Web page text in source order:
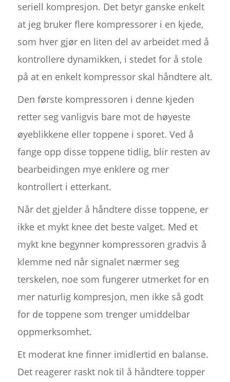
seriell kompresjon. Det betyr ganske enkelt
at jeg bruker flere kompressorer i en kjede,
som hver gjør en liten del av arbeidet med å
kontrollere dynamikken, i stedet for å stole
på at en enkelt kompressor skal håndtere alt.
Den første kompressoren i denne kjeden
retter seg vanligvis bare mot de høyeste
øyeblikkene eller toppene i sporet. Ved å
fange opp disse toppene tidlig, blir resten av
bearbeidingen mye enklere og mer
kontrollert i etterkant.
Når det gjelder å håndtere disse toppene, er
ikke et mykt knee det beste valget. Med et
mykt kne begynner kompressoren gradvis å
klemme ned når signalet nærmer seg
terskelen, noe som fungerer utmerket for en
mer naturlig kompresjon, men ikke så godt
for de toppene som trenger umiddelbar
oppmerksomhet.
Et moderat kne finner imidlertid en balanse.
Det reagerer raskt nok til å håndtere topper